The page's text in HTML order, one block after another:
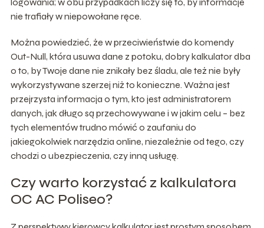
nie trafiały w niepowołane ręce.
Można powiedzieć, że w przeciwieństwie do komendy
Out-Null, która usuwa dane z potoku, dobry kalkulator dba
o to, by Twoje dane nie znikały bez śladu, ale też nie były
wykorzystywane szerzej niż to konieczne. Ważna jest
przejrzysta informacja o tym, kto jest administratorem
danych, jak długo są przechowywane i w jakim celu – bez
tych elementów trudno mówić o zaufaniu do
jakiegokolwiek narzędzia online, niezależnie od tego, czy
chodzi o ubezpieczenia, czy inną usługę.
Czy warto korzystać z kalkulatora
OC AC Poliseo?